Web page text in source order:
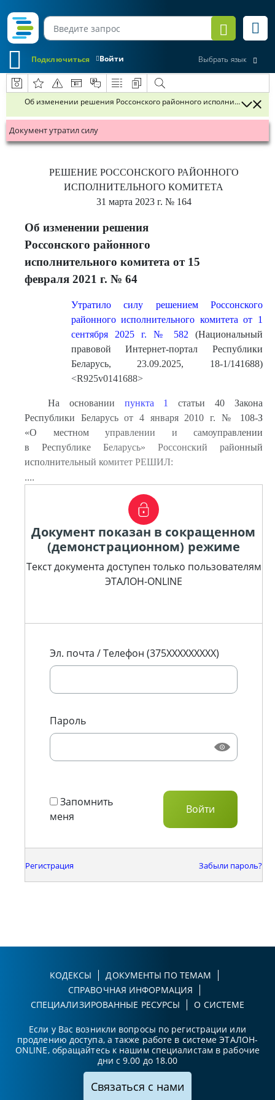
Войти
Подключиться Выбрать язык
Об изменении решения Россонского районного исполнительного
Документ утратил силу
РЕШЕНИЕ РОССОНСКОГО РАЙОННОГО
ИСПОЛНИТЕЛЬНОГО КОМИТЕТА
31 марта 2023 г. № 164
Об изменении решения
Россонского районного
исполнительного комитета от 15
февраля 2021 г. № 64
Утратило силу решением Россонского
районного исполнительного комитета от 1
сентября 2025 г. № 582 (Национальный
правовой Интернет-портал Республики
Беларусь, 23.09.2025, 18-1/141688)
<R925v0141688>
На основании пункта 1
статьи 40 Закона
Республики Беларусь от 4 января 2010 г. № 108-З
«О местном управлении и самоуправлении
в Республике Беларусь» Россонский районный
исполнительный комитет РЕШИЛ:
....
Документ показан в сокращенном
(демонстрационном) режиме
Текст документа доступен только пользователям
ЭТАЛОН-ONLINE
Эл. почта / Телефон (375XXXXXXXXX)
Пароль
Запомнить
меня
Регистрация Забыли пароль?
КОДЕКСЫ
ДОКУМЕНТЫ ПО ТЕМАМ
СПРАВОЧНАЯ ИНФОРМАЦИЯ
СПЕЦИАЛИЗИРОВАННЫЕ РЕСУРСЫ
О СИСТЕМЕ
Если у Вас возникли вопросы по регистрации или
продлению доступа, а также работе в системе ЭТАЛОН-
ONLINE, обращайтесь к нашим специалистам в рабочие
дни с 9.00 до 18.00
Связаться с нами